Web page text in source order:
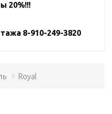
20%!!!
8-910-249-3820
Royal